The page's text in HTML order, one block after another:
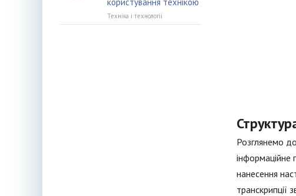
Розглянемо
інформаційне
нанесення
транскрипції
Техніка і технології